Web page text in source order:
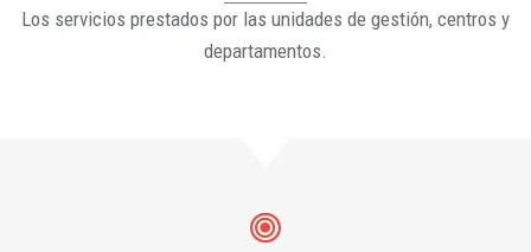
Los servicios prestados por las unidades de gestión, centros y
departamentos.